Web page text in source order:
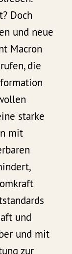
Doch
und neue
Macron
die
starke
mit
und
und mit
zur